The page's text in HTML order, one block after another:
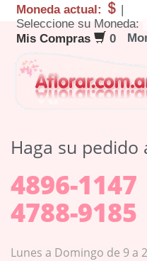
Moneda actual:
|
Seleccione su Moneda:
Mis Compras
0
Haga su pedido
4896-1147
4788-9185
Lunes a Domingo de 9 a